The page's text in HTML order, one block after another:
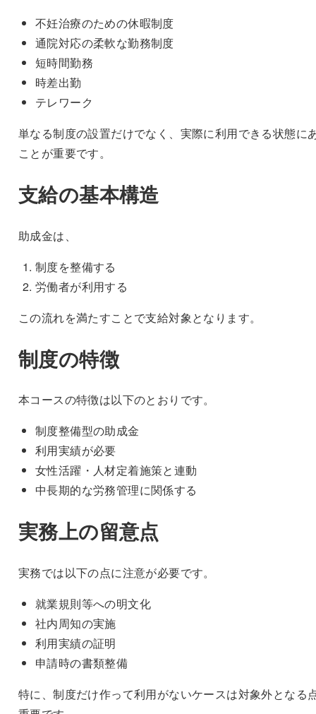
不妊治療のための休暇制度
通院対応の柔軟な勤務制度
短時間勤務
時差出勤
テレワーク
単なる制度の設置だけでなく、実際に利用できる状態に
ことが重要です。
支給の基本構造
助成金は、
制度を整備する
労働者が利用する
この流れを満たすことで支給対象となります。
制度の特徴
本コースの特徴は以下のとおりです。
制度整備型の助成金
利用実績が必要
女性活躍・人材定着施策と連動
中長期的な労務管理に関係する
実務上の留意点
実務では以下の点に注意が必要です。
就業規則等への明文化
社内周知の実施
利用実績の証明
申請時の書類整備
特に、制度だけ作って利用がないケースは対象外となる